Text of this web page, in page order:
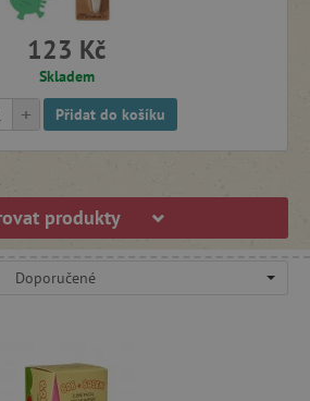
123 Kč
Skladem
+ Přidat do košíku
produkty
Doporučené